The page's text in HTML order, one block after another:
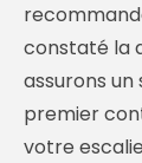
constaté la
assurons
premier
votre